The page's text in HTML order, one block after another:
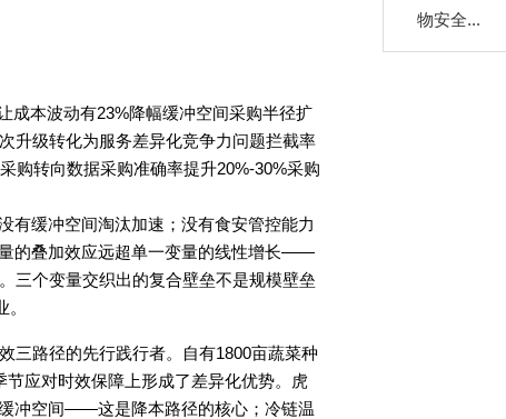
成本波动有23%降幅缓冲空间采购半径扩
升级转化为服务差异化竞争力问题拦截率
购转向数据采购准确率提升20%-30%采购
有缓冲空间淘汰加速；没有食安管控能力
的叠加效应远超单一变量的线性增长——
三个变量交织出的复合壁垒不是规模壁垒
三路径的先行践行者。自有1800亩蔬菜种
应对时效保障上形成了差异化优势。虎
冲空间——这是降本路径的核心；冷链温
物安全...